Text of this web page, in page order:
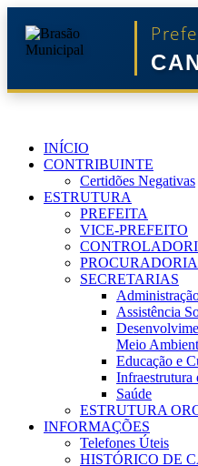
INÍCIO
CONTRIBUINTE
Certidões Negativas
ESTRUTURA
PREFEITA
VICE-PREFEITO
SECRETARIAS
Assistência
Meio
Educação e
Infraestrutura
Saúde
ESTRUTURA
INFORMAÇÕES
Telefones Úteis
HISTÓRICO DE